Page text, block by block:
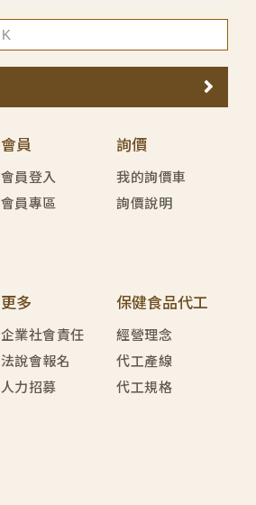
會員
會員登入
會員專區
詢價
我的詢價車
詢價說明
更多
企業社會責任
法說會報名
人力招募
保健食品代工
經營理念
代工產線
代工規格